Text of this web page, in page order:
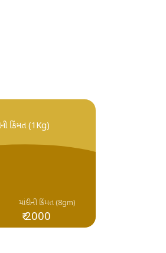
કિંમત (1Kg)
ચાંદીની કિંમત (8gm)
₹ 2000